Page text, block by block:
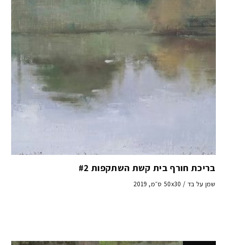
בריכת חורף בית קשת השתקפות #2
שמן על בד / 50x30 ס״מ, 2019